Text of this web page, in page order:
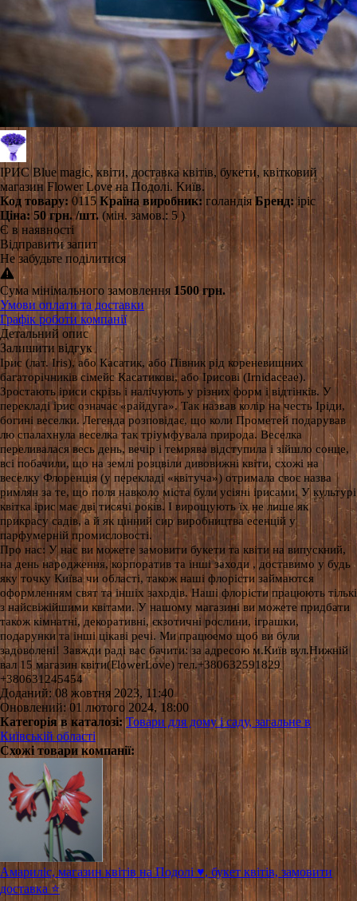
ІРИС Blue magic, квіти, доставка квітів, букети, квітковий
магазин Flower Love на Подолі. Київ.
Код товару: 0115 Країна виробник: голандія Бренд:іріс
Ціна: 50 грн./шт. (мін. замов.: 5 )
Є в наявності
Відправити запит
Не забудьте поділитися
Сума мінімального замовлення 1500 грн.
Умови оплати та доставки
Графік роботи компанії
Детальний опис
Залишити відгук
Ірис (лат. Iris), або Касатик, або Півник рід кореневищних
багаторічників сімейс Касатикові, або Ірисові (Irnidaceae).
Зростають іриси скрізь і налічують у різних форм і відтінків. У
перекладі ірис означає «райдуга». Так назвав колір на честь Іріди,
богині веселки. Легенда розповідає, що коли Прометей подарував
лю спалахнула веселка так тріумфувала природа. Веселка
переливалася весь день, вечір і темрява відступила і зійшло сонце,
всі побачили, що на землі розцвіли дивовижні квіти, схожі на
веселку Флоренція (у перекладі «квітуча») отримала своє назва
римлян за те, що поля навколо міста були усіяні ірисами. У культурі
квітка ірис має дві тисячі років. І вирощують їх не лише як
прикрасу садів, а й як цінний сир виробництва есенцій у
парфумерній промисловості.
Про нас: У нас ви можете замовити букети та квіти на випускний,
на день народження, корпоратив та інші заходи , доставимо у будь
яку точку Київа чи області, також наші флорісти займаются
оформленням свят та іншіх заходів. Наші флорісти працюють тількі
з найсвіжійшими квітами. У нашому магазині ви можете придбати
також кімнатні, декоративні, єкзотичні рослини, іграшки,
подарунки та інші цікаві речі. Ми працюемо щоб ви були
задоволені! Завжди раді вас бачити: за адресою м.Київ вул.Нижній
вал 15 магазин квіти(FlowerLove) тел.+380632591829
+380631245454
Доданий: 08 жовтня 2023, 11:40
Оновлений: 01 лютого 2024, 18:00
Категорія в каталозі: Товари для дому і саду, загальне в
Київській області
Схожі товари компанії:
Амариліс, магазин квітів на Подолі ♥️, букет квітів, замовити
доставка ⭐